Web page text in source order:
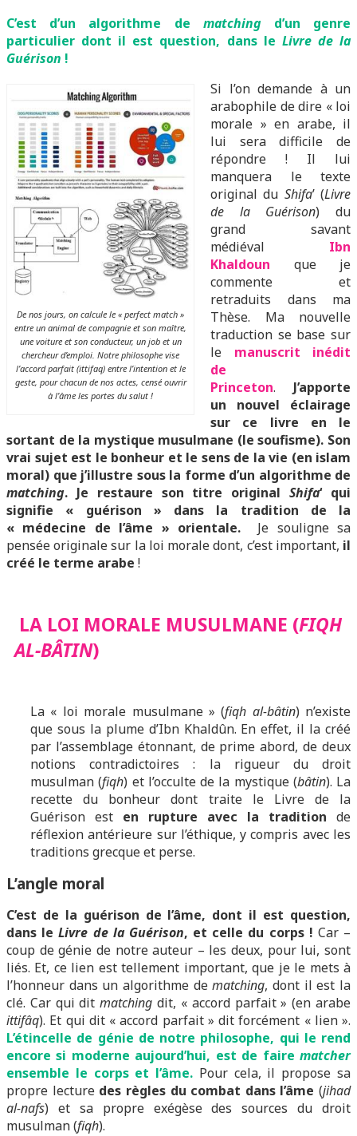
C’est d’un algorithme de matchingd’un genre
particulier dont il est question, dans le Livre de la
Guérison !
De nos jours, on calcule le « perfect match »
entre un animal de compagnie et son maître,
une voiture et son conducteur, un job et un
chercheur d’emploi. Notre philosophe vise
l’accord parfait (ittifaq) entre l’intention et le
geste, pour chacun de nos actes, censé ouvrir
à l’âme les portes du salut !
Si l’on demande à un
arabophile de dire « loi
morale » en arabe, il
lui sera difficile de
répondre ! Il lui
manquera le texte
original du Shifa’ (Livre
de la Guérison) du
grand savant
médiéval Ibn
Khaldoun que je
commente et
retraduits dans ma
Thèse. Ma nouvelle
traduction se base sur
le manuscrit inédit
de
Princeton. J’apporte
un nouvel éclairage
sur ce livre en le
sortant de la mystique musulmane (le soufisme). Son
vrai sujet est le bonheur et le sens de la vie (en islam
moral) que j’illustre sous la forme d’un algorithme de
matching. Je restaure son titre originalShifa‘ qui
signifie « guérison » dans la tradition de la
« médecine de l’âme » orientale.
Je souligne sa
pensée originale sur la loi morale dont, c’est important, il
créé le terme arabe !
LA LOI MORALE MUSULMANE (FIQH
AL-BÂTIN)
La « loi morale musulmane » (fiqh al-bâtin) n’existe
que sous la plume d’Ibn Khaldûn. En effet, il la créé
par l’assemblage étonnant, de prime abord, de deux
notions contradictoires : la rigueur du droit
musulman (fiqh) et l’occulte de la mystique (bâtin). La
recette du bonheur dont traite le Livre de la
Guérison est en rupture avec la tradition de
réflexion antérieure sur l’éthique, y compris avec les
traditions grecque et perse.
L’angle moral
C’est de la guérison de l’âme, dont il est question,
dans leLivre de la Guérison, et celle du corps ! Car –
coup de génie de notre auteur – les deux, pour lui, sont
liés. Et, ce lien est tellement important, que je le mets à
l’honneur dans un algorithme dematching, dont il est la
clé. Car qui ditmatching dit, « accord parfait » (en arabe
ittifâq). Et qui dit « accord parfait » dit forcément « lien ».
L’étincelle de génie de notre philosophe, qui le rend
encore si moderne aujourd’hui, est de faire matcher
ensemble le corps et l’âme. Pour cela, il propose sa
propre lecturedes règles du combat dans l’âme (jihad
al-nafs) et sa propre exégèse des sources du droit
musulman (fiqh).